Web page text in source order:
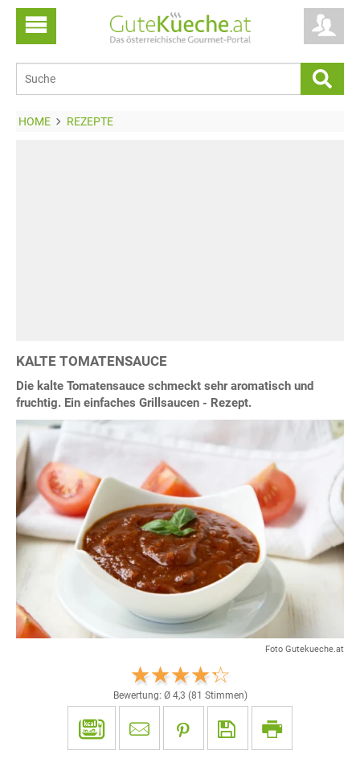
HOME REZEPTE
KALTE TOMATENSAUCE
Die kalte Tomatensauce schmeckt sehr aromatisch und
fruchtig. Ein einfaches Grillsaucen - Rezept.
Foto Gutekueche.at
Bewertung: Ø 4,3 (81 Stimmen)